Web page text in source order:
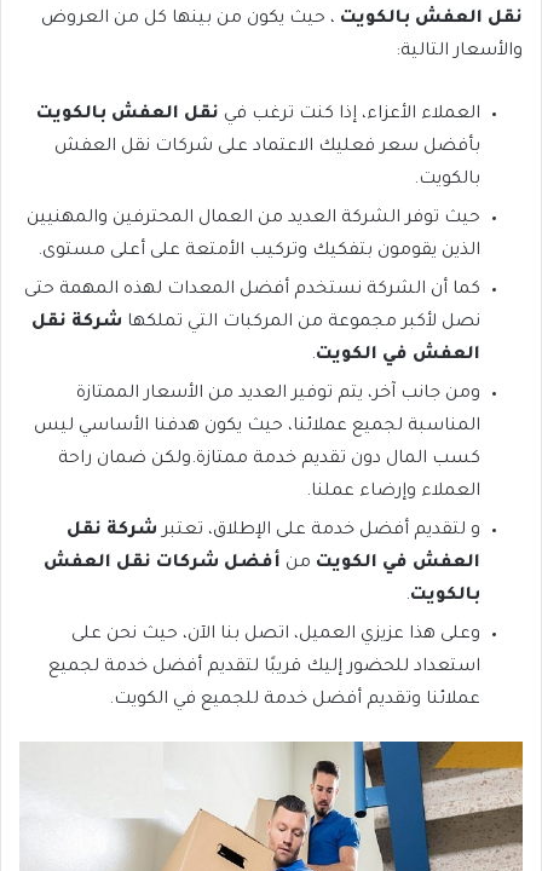
نقل العفش بالكويت ، حيث يكون من بينها كل من العروض
والأسعار التالية:
العملاء الأعزاء، إذا كنت ترغب في نقل العفش بالكويت
بأفضل سعر فعليك الاعتماد على شركات نقل العفش
بالكويت.
حيث توفر الشركة العديد من العمال المحترفين والمهنيين
الذين يقومون بتفكيك وتركيب الأمتعة على أعلى مستوى.
كما أن الشركة نستخدم أفضل المعدات لهذه المهمة حتى
نصل لأكبر مجموعة من المركبات التي تملكها شركة نقل
العفش في الكويت.
ومن جانب آخر، يتم توفير العديد من الأسعار الممتازة
المناسبة لجميع عملائنا، حيث يكون هدفنا الأساسي ليس
كسب المال دون تقديم خدمة ممتازة.ولكن ضمان راحة
العملاء وإرضاء عملنا.
و لتقديم أفضل خدمة على الإطلاق، تعتبر شركة نقل
العفش في الكويت من أفضل شركات نقل العفش
بالكويت.
وعلى هذا عزيزي العميل، اتصل بنا الآن، حيث نحن على
استعداد للحضور إليك قريبًا لتقديم أفضل خدمة لجميع
عملائنا وتقديم أفضل خدمة للجميع في الكويت.